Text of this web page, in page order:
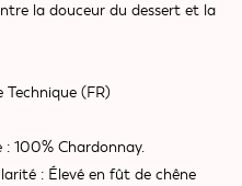
la douceur du dessert et la
Technique (FR)
: 100% Chardonnay.
: Élevé en fût de chêne